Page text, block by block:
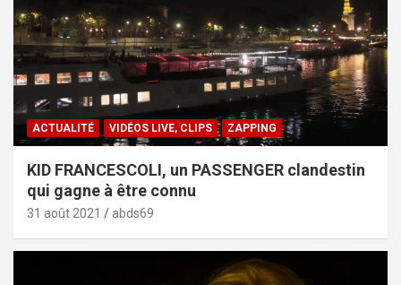
ACTUALITÉ VIDÉOS LIVE, CLIPS ZAPPING
KID FRANCESCOLI, un PASSENGER clandestin
qui gagne à être connu
31 août 2021 abds69